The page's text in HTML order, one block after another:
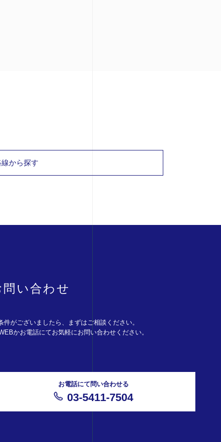
線から探す
い合わせ
がございましたら、まずはご相談ください。
かお電話にてお気軽にお問い合わせください。
お電話にて問い合わせる
03-5411-7504